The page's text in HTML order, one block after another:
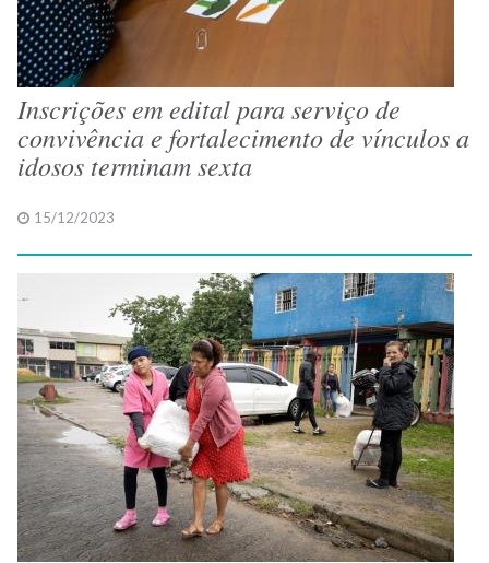
Inscrições em edital para serviço de
convivência e fortalecimento de vínculos a
idosos terminam sexta
15/12/2023